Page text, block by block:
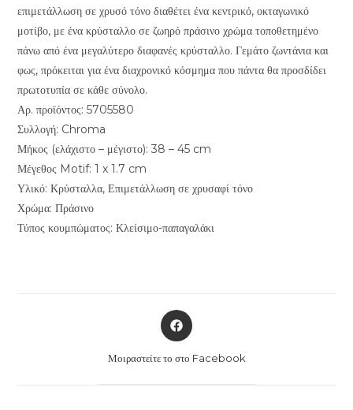
επιμετάλλωση σε χρυσό τόνο διαθέτει ένα κεντρικό, οκταγωνικό
μοτίβο, με ένα κρύσταλλο σε ζωηρό πράσινο χρώμα τοποθετημένο
πάνω από ένα μεγαλύτερο διαφανές κρύσταλλο. Γεμάτο ζωντάνια και
φως, πρόκειται για ένα διαχρονικό κόσμημα που πάντα θα προσδίδει
πρωτοτυπία σε κάθε σύνολο.
Αρ. προϊόντος: 5705580
Συλλογή: Chroma
Μήκος (ελάχιστο – μέγιστο): 38 – 45 cm
Μέγεθος Motif: 1 x 1.7 cm
Υλικό: Κρύσταλλα, Επιμετάλλωση σε χρυσαφί τόνο
Χρώμα: Πράσινο
Τύπος κουμπώματος: Κλείσιμο-παπαγαλάκι
Opens
in
new
Μοιραστείτε το στο Facebook